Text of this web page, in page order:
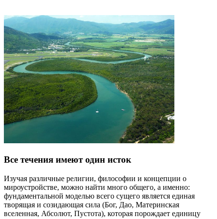
Все течения имеют один исток
Изучая различные религии, философии и концепции о
мироустройстве, можно найти много общего, а именно:
фундаментальной моделью всего сущего является единая
творящая и созидающая сила (Бог, Дао, Материнская
вселенная, Абсолют, Пустота), которая порождает единицу